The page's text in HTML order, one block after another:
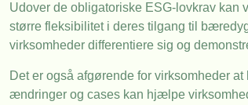
Udover de obligatoriske ESG-lovkrav kan
større fleksibilitet i deres tilgang til
virksomheder differentiere sig og
Det er også afgørende for virksomheder
ændringer og cases kan hjælpe